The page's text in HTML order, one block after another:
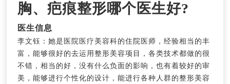
胸、疤痕整形哪个医生好?
医生信息
李文钰：她是医院医疗美容科的住院医师，经验相当的丰
富，能够很好的去运用整形美容项目，各类技术都做的很
不错，相当的好，没有什么负面的影响，也有着较好的审
美，能够进行个性化的设计，能进行各种人群的整形美容